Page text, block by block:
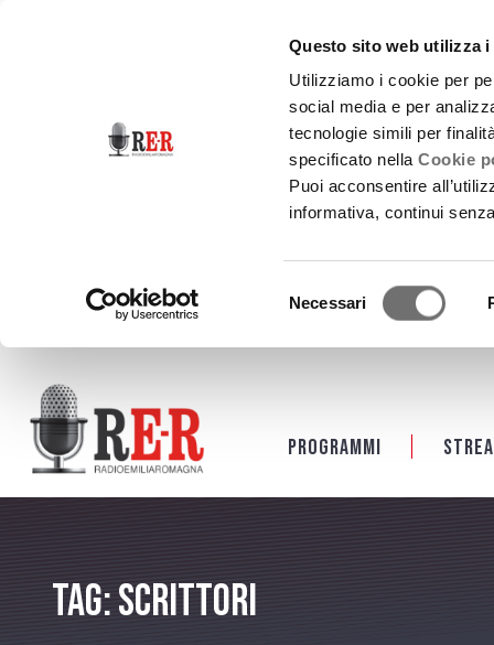
Questo sito web utilizza i
Utilizziamo i cookie per
social media e per
tecnologie simili per
specificato nellaCookie
Puoi acconsentire
informativa, continui
Necessari
Programmi
Tag: scrittori